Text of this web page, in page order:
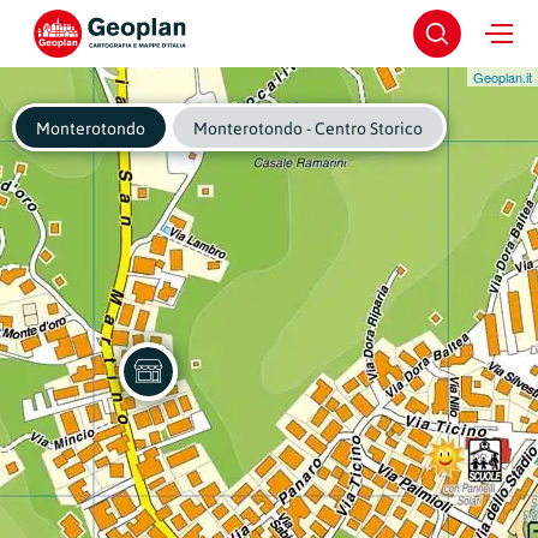
Geoplan.it
Monterotondo Monterotondo - Centro Storico